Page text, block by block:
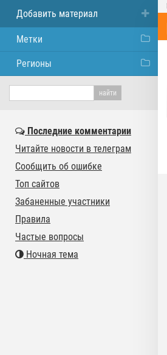
Добавить материал
Метки
Регионы
Последние комментарии
Читайте новости в телеграм
Сообщить об ошибке
Топ сайтов
Забаненные участники
Правила
Частые вопросы
Ночная тема